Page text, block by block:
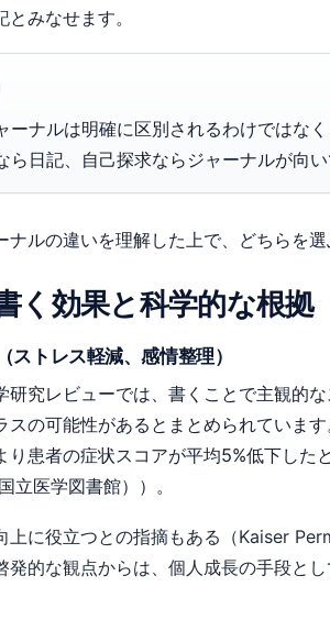
とみなせます。
ーナルは明確に区別されるわけではな
ら日記、自己探求ならジャーナルが向
ナルの違いを理解した上で、どちらを
く効果と科学的な根拠
ストレス軽減、感情整理）
研究レビューでは、書くことで主観的
スの可能性があるとまとめられていま
り患者の症状スコアが平均5%低下した
立医学図書館））。
上に役立つとの指摘もある（Kaiser
発的な観点からは、個人成長の手段と